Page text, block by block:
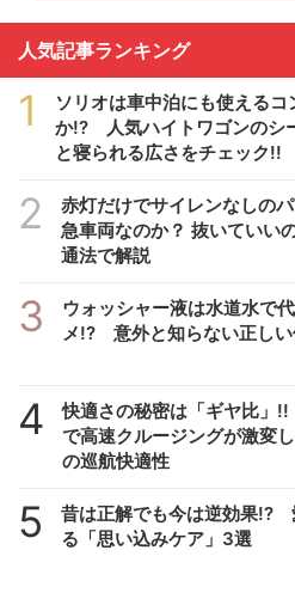
人気記事ランキング
1
ソリオは車中泊にも使えるコ
か!? 人気ハイトワゴンのシ
と寝られる広さをチェック!!
2
赤灯だけでサイレンなしの
急車両なのか？ 抜いていい
通法で解説
3
ウォッシャー液は水道水で
メ!? 意外と知らない正しい
4
快適さの秘密は「ギヤ比
で高速クルージングが激変
の巡航快適性
5
昔は正解でも今は逆効果!?
る「思い込みケア」3選